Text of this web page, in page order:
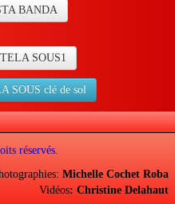
BANDA
SOUS1
SOUS clé de sol
réservés.
Michelle Cochet Roba
Vidéos: Christine Delahaut